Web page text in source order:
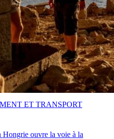
Hongrie ouvre la voie à la
ET TRANSPORT